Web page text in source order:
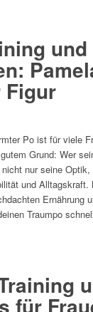
Figur
Po ist für viele
Grund: Wer
nur seine Optik,
und Alltagskraft.
Ernährung
Traumpo
für